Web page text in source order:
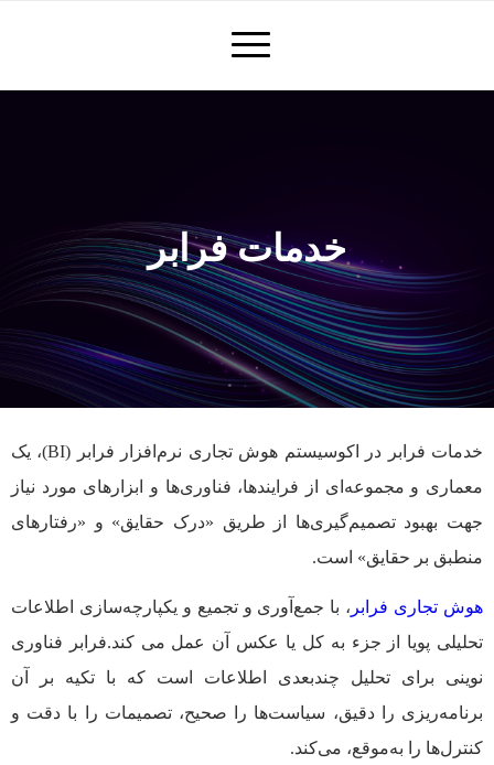
خدمات فرابر
خدمات فرابر در اکوسیستم هوش تجاری نرم‌افزار فرابر (BI)، یک
معماری و مجموعه‌ای از فرایندها، فناوری‌ها و ابزارهای مورد نیاز
جهت بهبود تصمیم‌گیری‌ها از طریق «درک حقایق» و «رفتارهای
منطبق بر حقایق» است.
هوش تجاری فرابر ، با جمع‌آوری و تجمیع و یکپارچه‌سازی اطلاعات
تحلیلی پویا از جزء به کل یا عکس آن عمل می کند.فرابر فناوری
نوینی برای تحلیل چندبعدی اطلاعات است که با تکیه بر آن
برنامه‌ریزی را دقیق، سیاست‌ها را صحیح، تصمیمات را با دقت و
کنترل‌ها را به‌موقع، می‌کند.